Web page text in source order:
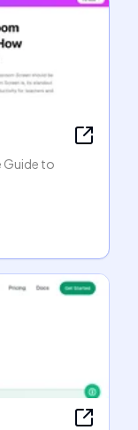
Guide to